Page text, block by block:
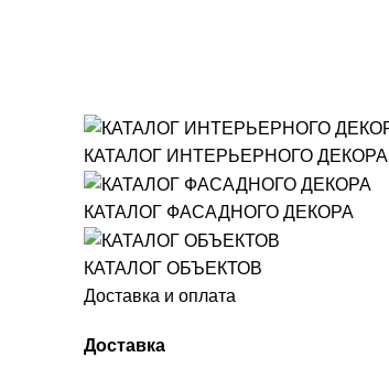
КАТАЛОГ ИНТЕРЬЕРНОГО ДЕКОРА
КАТАЛОГ ФАСАДНОГО ДЕКОРА
КАТАЛОГ ОБЪЕКТОВ
Доставка и оплата
Доставка